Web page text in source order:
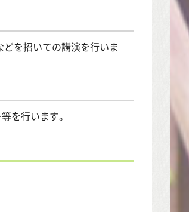
を招いての講演を行いま
を行います。